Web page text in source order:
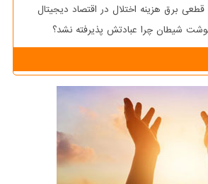
قطعی برق هزینه اختلال در اقتصاد دیجیتال
شیطان چرا عبادتش پذیرفته نشد؟